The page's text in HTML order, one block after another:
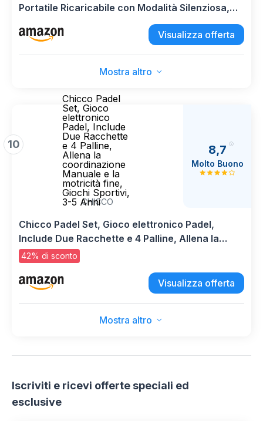
Portatile Ricaricabile con Modalità Silenziosa,
Giochi Bambini Viaggio Educativi per Sviluppare
Logica e Memoria, per Bambini e Adulti 3+
Visualizza offerta
Mostra altro
10
Chicco Padel
Set, Gioco
elettronico
Padel, Include
Due Racchette
e 4 Palline,
Allena la
coordinazione
Manuale e la
motricità fine,
Giochi Sportivi,
3-5 Anni
CHICCO
8,7
Molto Buono
Chicco Padel Set, Gioco elettronico Padel,
Include Due Racchette e 4 Palline, Allena la
coordinazione Manuale e la motricità fine,
Giochi Sportivi, 3-5 Anni
42% di sconto
Visualizza offerta
Mostra altro
Iscriviti e ricevi offerte speciali ed
esclusive